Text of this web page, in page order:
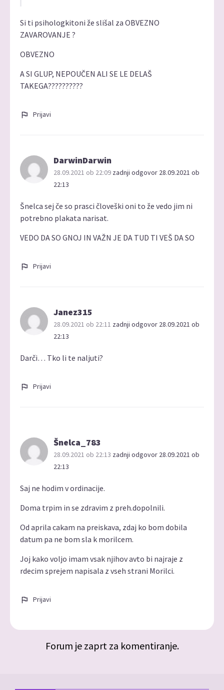
Si ti psihologkitoni že slišal za OBVEZNO
ZAVAROVANJE ?
OBVEZNO
A SI GLUP, NEPOUČEN ALI SE LE DELAŠ
TAKEGA??????????
Prijavi
DarwinDarwin
28.09.2021 ob 22:09 zadnji odgovor 28.09.2021 ob
22:13
Šnelca sej če so prasci človeški oni to že vedo jim ni
potrebno plakata narisat.
VEDO DA SO GNOJ IN VAŽN JE DA TUD TI VEŠ DA SO
Prijavi
Janez315
28.09.2021 ob 22:11 zadnji odgovor 28.09.2021 ob
22:13
Darči… Tko li te naljuti?
Prijavi
Šnelca_783
28.09.2021 ob 22:13 zadnji odgovor 28.09.2021 ob
22:13
Saj ne hodim v ordinacije.
Doma trpim in se zdravim z preh.dopolnili.
Od aprila cakam na preiskava, zdaj ko bom dobila
datum pa ne bom sla k morilcem.
Joj kako voljo imam vsak njihov avto bi najraje z
rdecim sprejem napisala z vseh strani Morilci.
Prijavi
Forum je zaprt za komentiranje.